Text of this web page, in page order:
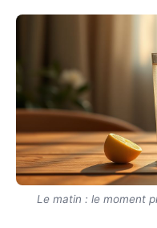
Le matin : le moment